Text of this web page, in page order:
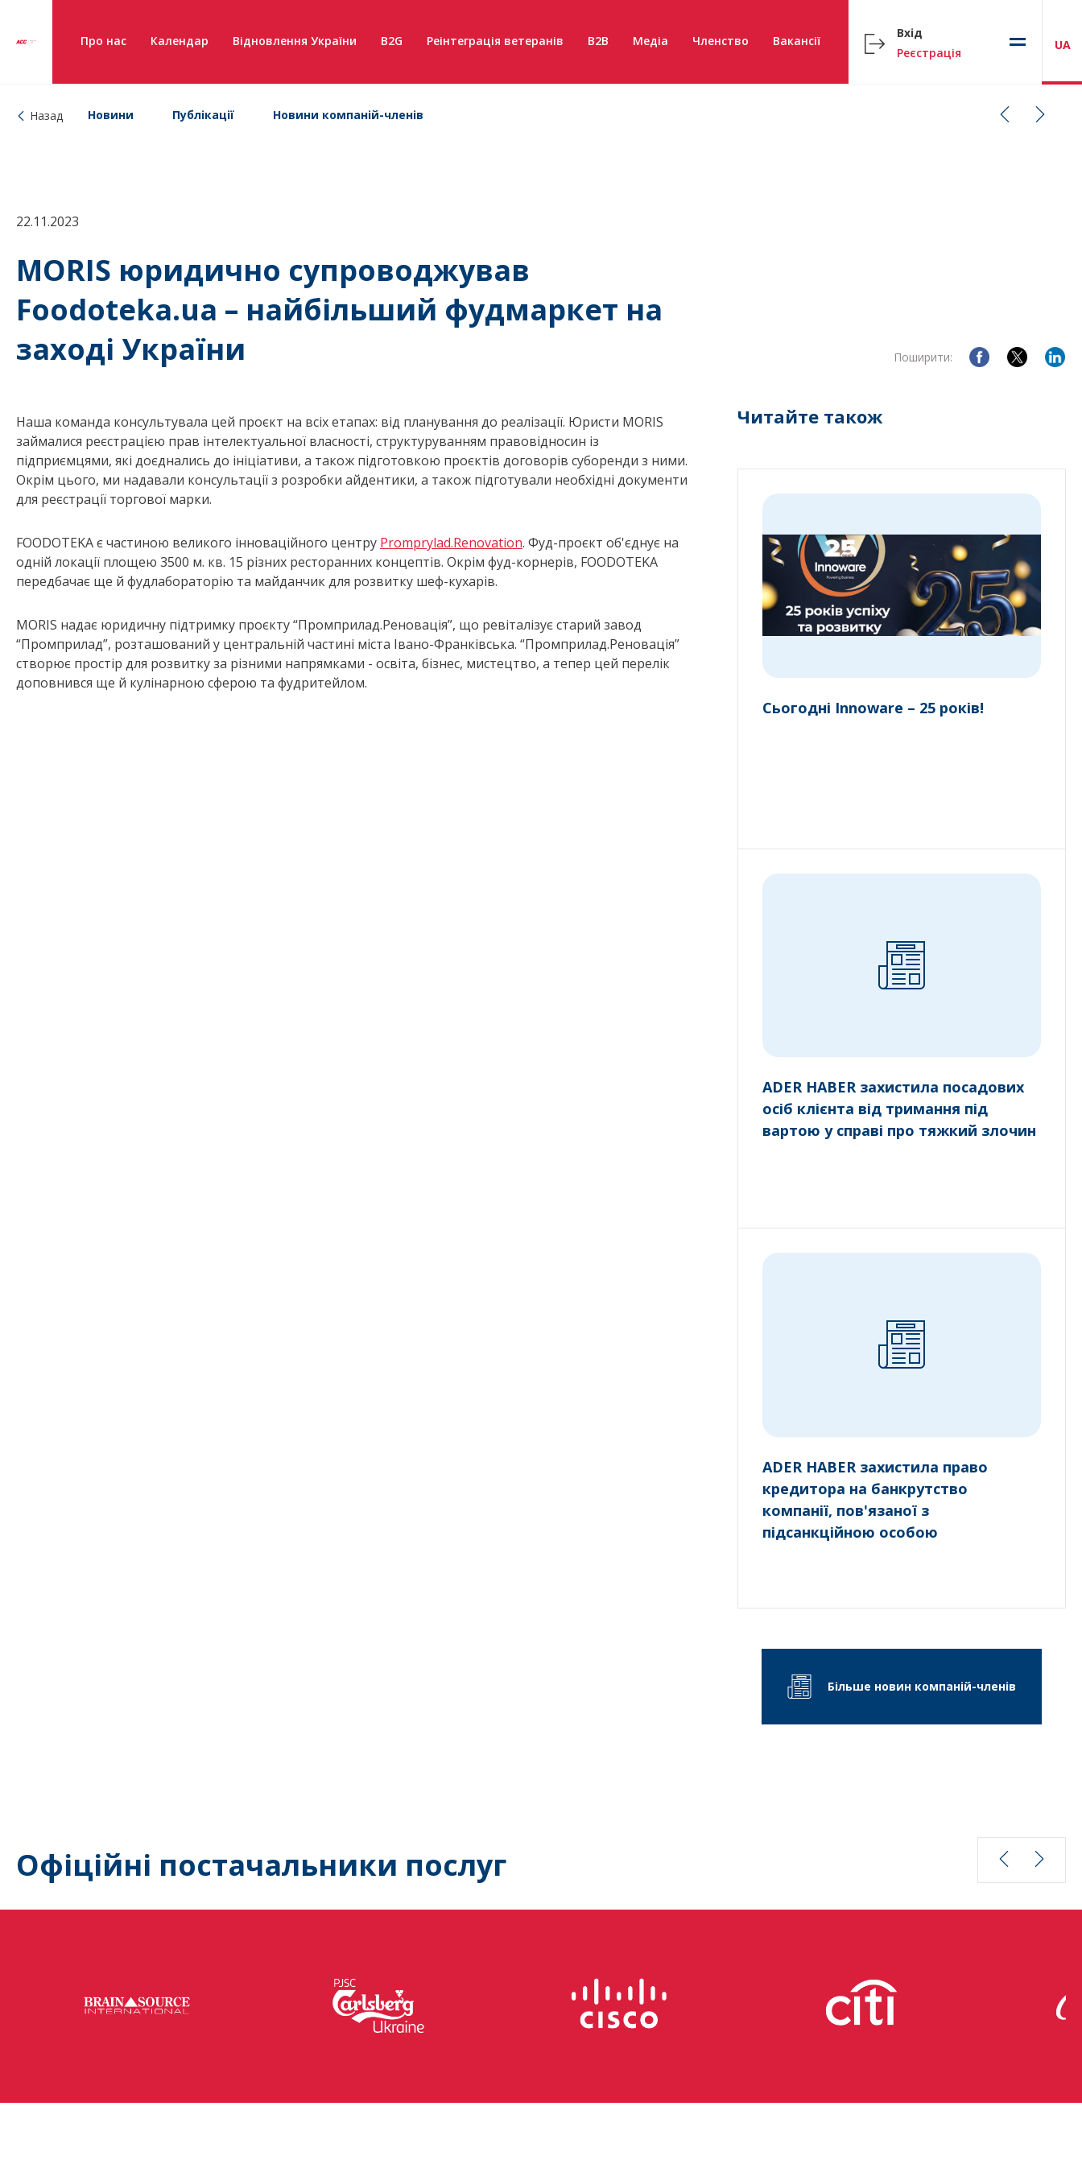
Про нас Календар Відновлення України B2G Реінтеграція ветеранів B2B Медіа Членство Вакансії
Вхід
Реєстрація
UA
Назад Новини Публікації Новини компаній-членів
22.11.2023
MORIS юридично супроводжував
Foodoteka.ua – найбільший фудмаркет на
заході України
Поширити:
Наша команда консультувала цей проєкт на всіх етапах: від планування до реалізації. Юристи MORIS
займалися реєстрацією прав інтелектуальної власності, структуруванням правовідносин із
підприємцями, які доєднались до ініціативи, а також підготовкою проєктів договорів суборенди з ними.
Окрім цього, ми надавали консультації з розробки айдентики, а також підготували необхідні документи
для реєстрації торгової марки.
FOODOTEKA є частиною великого інноваційного центру Promprylad.Renovation. Фуд-проєкт об'єднує на
одній локації площею 3500 м. кв. 15 різних ресторанних концептів. Окрім фуд-корнерів, FOODOTEKA
передбачає ще й фудлабораторію та майданчик для розвитку шеф-кухарів.
MORIS надає юридичну підтримку проєкту “Промприлад.Реновація”, що ревіталізує старий завод
“Промприлад”, розташований у центральній частині міста Івано-Франківська. “Промприлад.Реновація”
створює простір для розвитку за різними напрямками - освіта, бізнес, мистецтво, а тепер цей перелік
доповнився ще й кулінарною сферою та фудритейлом.
Читайте також
Сьогодні Innoware – 25 років!
ADER HABER захистила посадових
осіб клієнта від тримання під
вартою у справі про тяжкий злочин
ADER HABER захистила право
кредитора на банкрутство
компанії, пов'язаної з
підсанкційною особою
Більше новин компаній-членів
Офіційні постачальники послуг